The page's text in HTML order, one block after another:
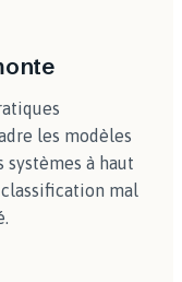
les modèles
systèmes à haut
mal